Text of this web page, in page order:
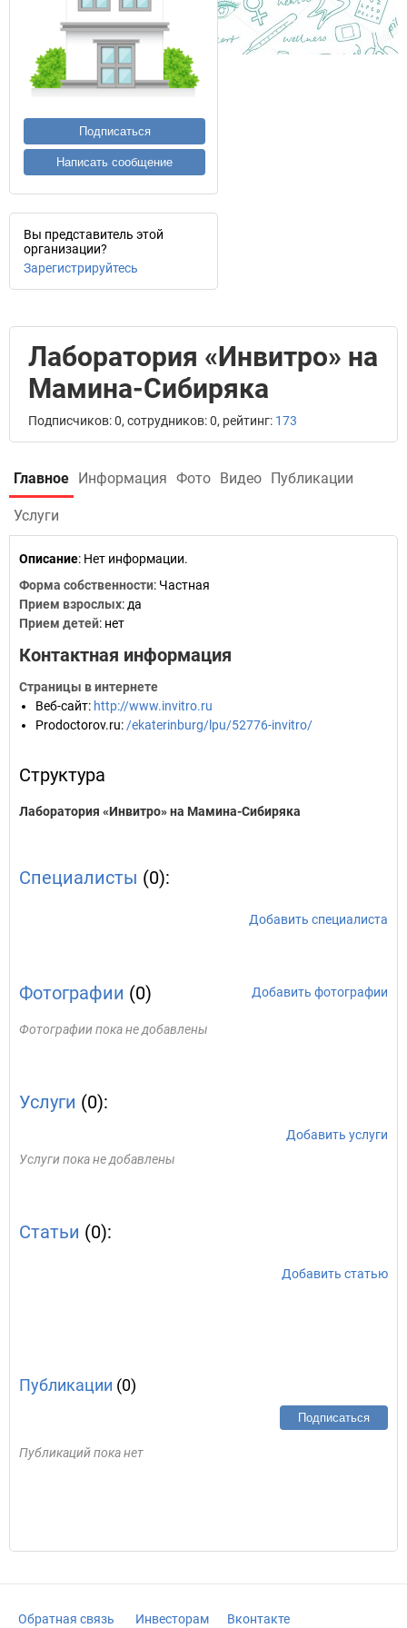
Подписаться
Написать сообщение
Вы представитель этой
организации?
Зарегистрируйтесь
Лаборатория «Инвитро» на
Мамина-Сибиряка
Подписчиков: 0, сотрудников: 0, рейтинг: 173
Главное Информация Фото Видео Публикации
Услуги
Описание: Нет информации.
Форма собственности: Частная
Прием взрослых: да
Прием детей: нет
Контактная информация
Страницы в интернете
Веб-сайт: http://www.invitro.ru
Prodoctorov.ru: /ekaterinburg/lpu/52776-invitro/
Структура
Лаборатория «Инвитро» на Мамина-Сибиряка
Специалисты (0):
Добавить специалиста
Фотографии (0) Добавить фотографии
Фотографии пока не добавлены
Услуги (0):
Добавить услуги
Услуги пока не добавлены
Статьи (0):
Добавить статью
Публикации (0)
Подписаться
Публикаций пока нет
Обратная связь Инвесторам Вконтакте